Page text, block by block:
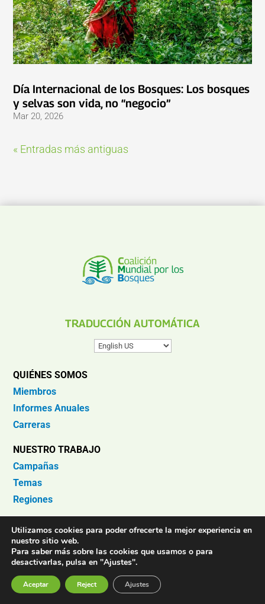
Día Internacional de los Bosques: Los bosques
y selvas son vida, no “negocio”
Mar 20, 2026
« Entradas más antiguas
TRADUCCIÓN AUTOMÁTICA
QUIÉNES SOMOS
Miembros
Informes Anuales
Carreras
NUESTRO TRABAJO
Campañas
Temas
Regiones
CONTÁCTANOS
Centro de Prensa
Contacto
Utilizamos cookies para poder ofrecerte la mejor experiencia en
nuestro sitio web.
Para saber más sobre las cookies que usamos o para
desactivarlas, pulsa en "Ajustes".
Aceptar Reject Ajustes